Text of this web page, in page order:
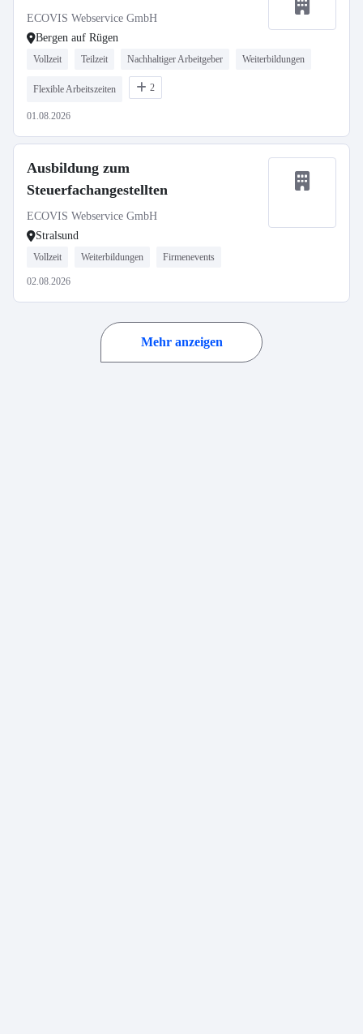
ECOVIS Webservice GmbH
Bergen auf Rügen
Vollzeit Teilzeit Nachhaltiger Arbeitgeber Weiterbildungen
Flexible Arbeitszeiten 2
01.08.2026
Ausbildung zum
Steuerfachangestellten
ECOVIS Webservice GmbH
Stralsund
Vollzeit Weiterbildungen Firmenevents
02.08.2026
Mehr anzeigen